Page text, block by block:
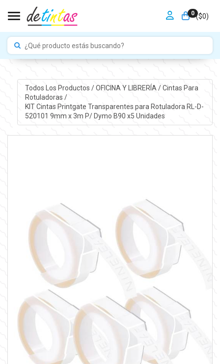
0 ($0)
Toggle navigation
Todos Los Productos /OFICINA Y LIBRERÍA /Cintas Para
Rotuladoras /
KIT Cintas Printgate Transparentes para Rotuladora RL-D-
520101 9mm x 3m P/ Dymo B90 x5 Unidades